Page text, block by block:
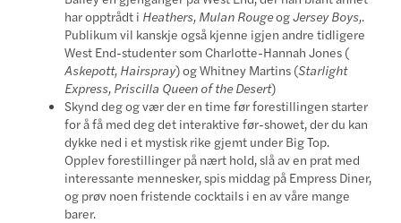
har opptrådt i Heathers, Mulan RougeogJersey Boys,.
Publikum vil kanskje også kjenne igjen andre tidligere
West End-studenter som Charlotte-Hannah Jones (
Askepott, Hairspray) og Whitney Martins (Starlight
Express, Priscilla Queen of the Desert)
Skynd deg og vær der en time før forestillingen starter
for å få med deg det interaktive før-showet, der du kan
dykke ned i et mystisk rike gjemt under Big Top.
Opplev forestillinger på nært hold, slå av en prat med
interessante mennesker, spis middag på Empress Diner,
og prøv noen fristende cocktails i en av våre mange
barer.